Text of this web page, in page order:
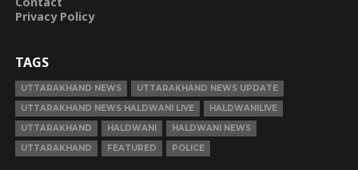
Privacy Policy
TAGS
UTTARAKHAND NEWS
UTTARAKHAND NEWS UPDATE
UTTARAKHAND NEWS HALDWANI LIVE
HALDWANILIVE
UTTARAKHAND
HALDWANI
HALDWANI NEWS
UTTARAKHAND
FEATURED POLICE